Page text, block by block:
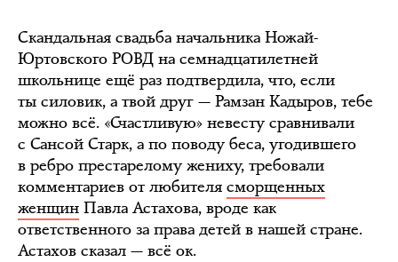
Скандальная свадьба начальника Ножай-
Юртовского РОВД на семнадцатилетней
школьнице ещё раз подтвердила, что, если
ты силовик, а твой друг — Рамзан Кадыров, тебе
можно всё. «Счастливую» невесту сравнивали
с Сансой Старк, а по поводу беса, угодившего
в ребро престарелому жениху, требовали
комментариев от любителя сморщенных
женщин Павла Астахова, вроде как
ответственного за права детей в нашей стране.
Астахов сказал — всё ок.